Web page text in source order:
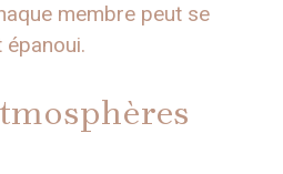
membre peut se